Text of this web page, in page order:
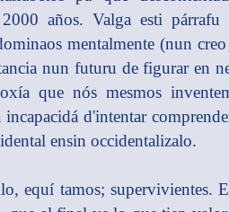
años. Valga esti párrafu
mentalmente (nun
nun futuru de figurar en
que nós mesmos
d'intentar
ensin occidentalizalo.
equí tamos; supervivientes.